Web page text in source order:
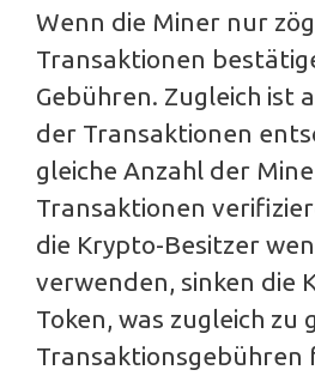
Wenn die Miner nur
Transaktionen
Gebühren. Zugleich ist
der Transaktionen
gleiche Anzahl der
Transaktionen
die Krypto-Besitzer
verwenden, sinken die
Token, was zugleich zu
Transaktionsgebühren